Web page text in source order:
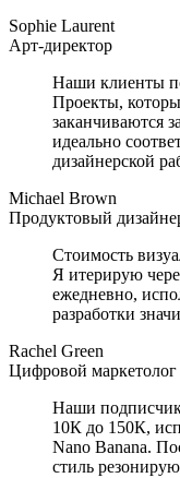
Sophie Laurent
Арт-директор
Наши клиенты
Проекты,
заканчиваются
идеально
дизайнерской
Michael Brown
Продуктовый
Стоимость
Я итерирую
ежедневно,
разработки
Rachel Green
Цифровой маркетолог
Наши
10К до 150К,
Nano Banana.
стиль